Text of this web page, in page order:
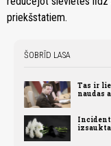
priekšstatiem.
ŠOBRĪD LASA
Tas ir
naudas